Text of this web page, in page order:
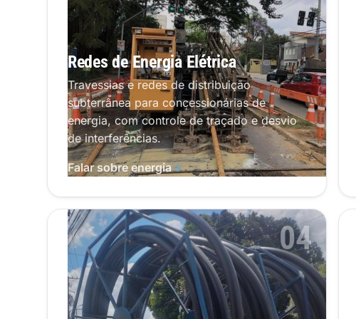
Redes de Energia Elétrica
Travessias e redes de distribuição
subterrânea para concessionárias de
energia, com controle de traçado e desvio
de interferências.
Falar sobre energia→
04